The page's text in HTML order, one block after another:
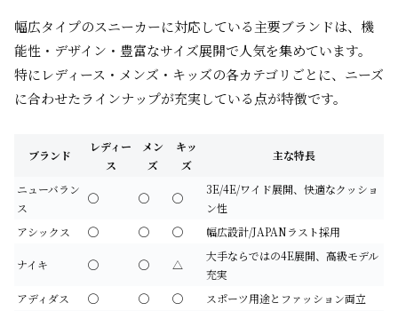
幅広タイプのスニーカーに対応している主要ブランドは、機
能性・デザイン・豊富なサイズ展開で人気を集めています。
特にレディース・メンズ・キッズの各カテゴリごとに、ニーズ
に合わせたラインナップが充実している点が特徴です。
ブランド
レディー
ス
メン
ズ
キッ
ズ
主な特長
ニューバラン
ス
◯ ◯ ◯
3E/4E/ワイド展開、快適なクッショ
ン性
アシックス
◯ ◯ ◯ 幅広設計/JAPANラスト採用
ナイキ ◯ ◯ △
大手ならではの4E展開、高級モデル
充実
アディダス
◯ ◯ ◯
スポーツ用途とファッション両立